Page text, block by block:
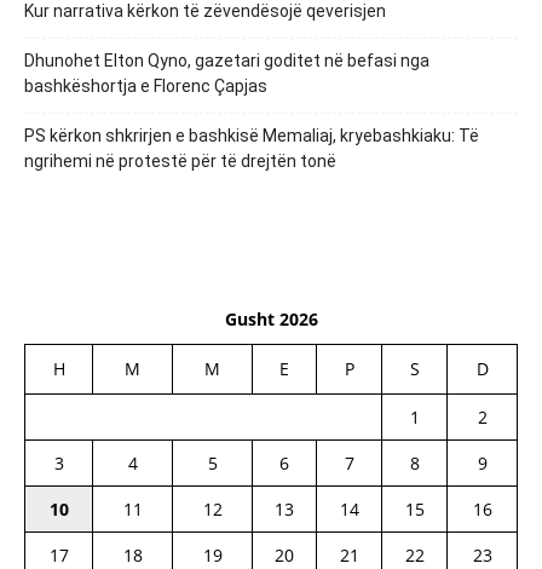
Kur narrativa kërkon të zëvendësojë qeverisjen
Dhunohet Elton Qyno, gazetari goditet në befasi nga
bashkëshortja e Florenc Çapjas
PS kërkon shkrirjen e bashkisë Memaliaj, kryebashkiaku: Të
ngrihemi në protestë për të drejtën tonë
Gusht 2026
H M M E P S D
1
2
3
4 5 6 7 8
9
10
11 12 13 14 15
16
17
18 19 20 21 22
23